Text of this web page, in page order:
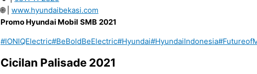
🌐 | www.hyundaibekasi.com
Promo Hyundai Mobil SMB 2021
#IONIQElectric#BeBoldBeElectric#Hyundai#HyundaiIndonesia
Cicilan Palisade 2021